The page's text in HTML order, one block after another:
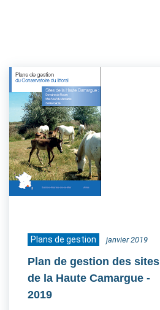
Plans de gestion janvier 2019
Plan de gestion des sites
de la Haute Camargue -
2019